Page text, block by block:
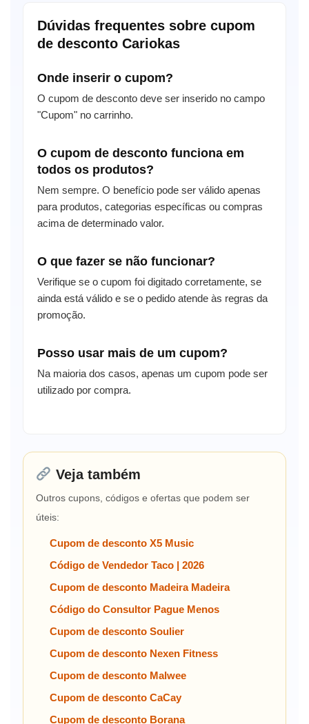
Dúvidas frequentes sobre cupom
de desconto Cariokas
Onde inserir o cupom?
O cupom de desconto deve ser inserido no campo
"Cupom" no carrinho.
O cupom de desconto funciona em
todos os produtos?
Nem sempre. O benefício pode ser válido apenas
para produtos, categorias específicas ou compras
acima de determinado valor.
O que fazer se não funcionar?
Verifique se o cupom foi digitado corretamente, se
ainda está válido e se o pedido atende às regras da
promoção.
Posso usar mais de um cupom?
Na maioria dos casos, apenas um cupom pode ser
utilizado por compra.
Veja também
Outros cupons, códigos e ofertas que podem ser
úteis:
Cupom de desconto X5 Music
Código de Vendedor Taco | 2026
Cupom de desconto Madeira Madeira
Código do Consultor Pague Menos
Cupom de desconto Soulier
Cupom de desconto Nexen Fitness
Cupom de desconto Malwee
Cupom de desconto CaCay
Cupom de desconto Borana